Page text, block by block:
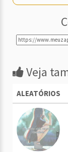
Veja
ALEATÓRIOS